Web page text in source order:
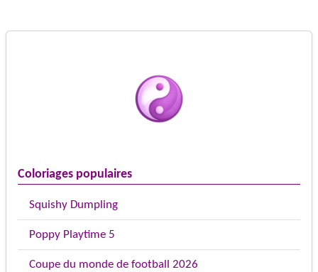
Coloriages populaires
Squishy Dumpling
Poppy Playtime 5
Coupe du monde de football 2026